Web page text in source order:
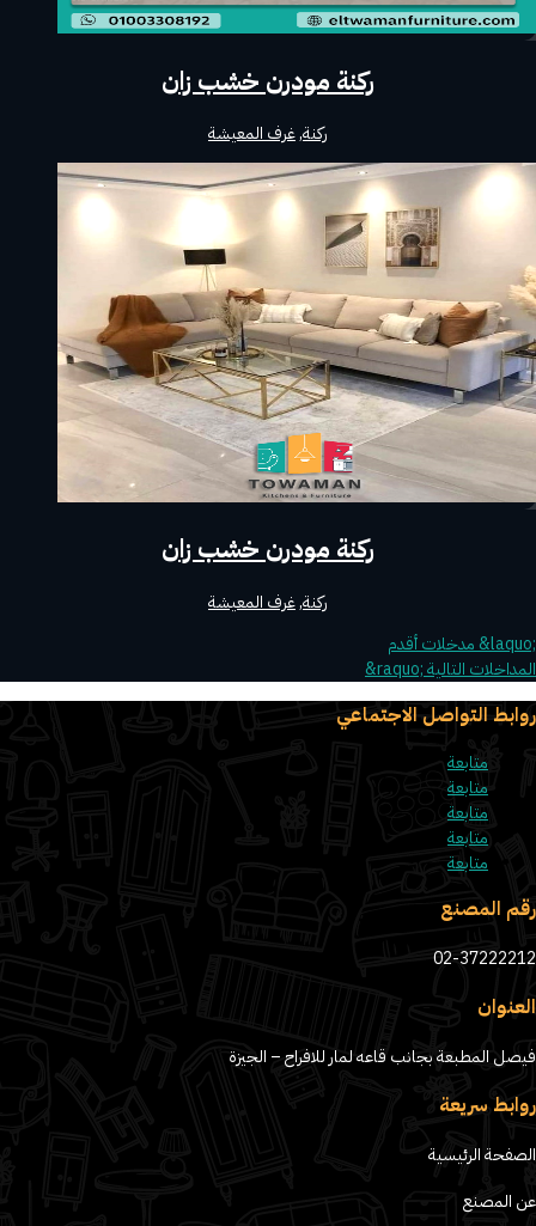
ركنة مودرن خشب زان
ركنة,غرف المعيشة
ركنة مودرن خشب زان
ركنة,غرف المعيشة
المداخلات التالية ‪&‬r‪aquo;‬
روابط التواصل الاجتماعي
متابعة
متابعة
متابعة
متابعة
متابعة
رقم المصنع
02-37222212
العنوان
فيصل المطبعة بجانب قاعه لمار للافراح – الجيزة
روابط سريعة
الصفحة الرئيسية
عن المصنع